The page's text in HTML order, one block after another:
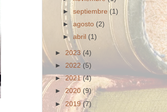
►septiembre(1)
►agosto (2)
►abril (1)
► 2023(4)
► 2022 (5)
►2021(4)
►2020 (9)
► 2019(7)